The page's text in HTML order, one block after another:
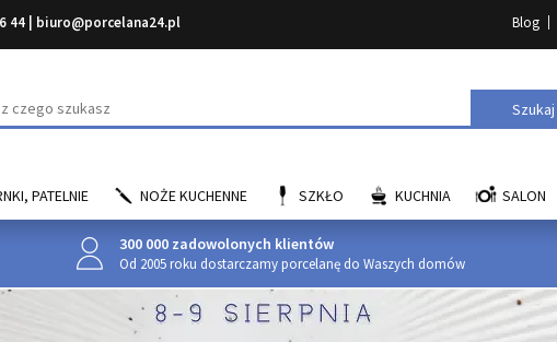
44 biuro@porcelana24.pl Blog
Szukaj
PATELNIE NOŻE KUCHENNE SZKŁO KUCHNIA SALON
300 000 zadowolonych klientów
Od 2005 roku dostarczamy porcelanę do Waszych domów